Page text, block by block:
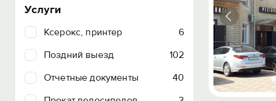
Услуги
Ксерокс, принтер
6
Поздний выезд
102
Отчетные документы
40